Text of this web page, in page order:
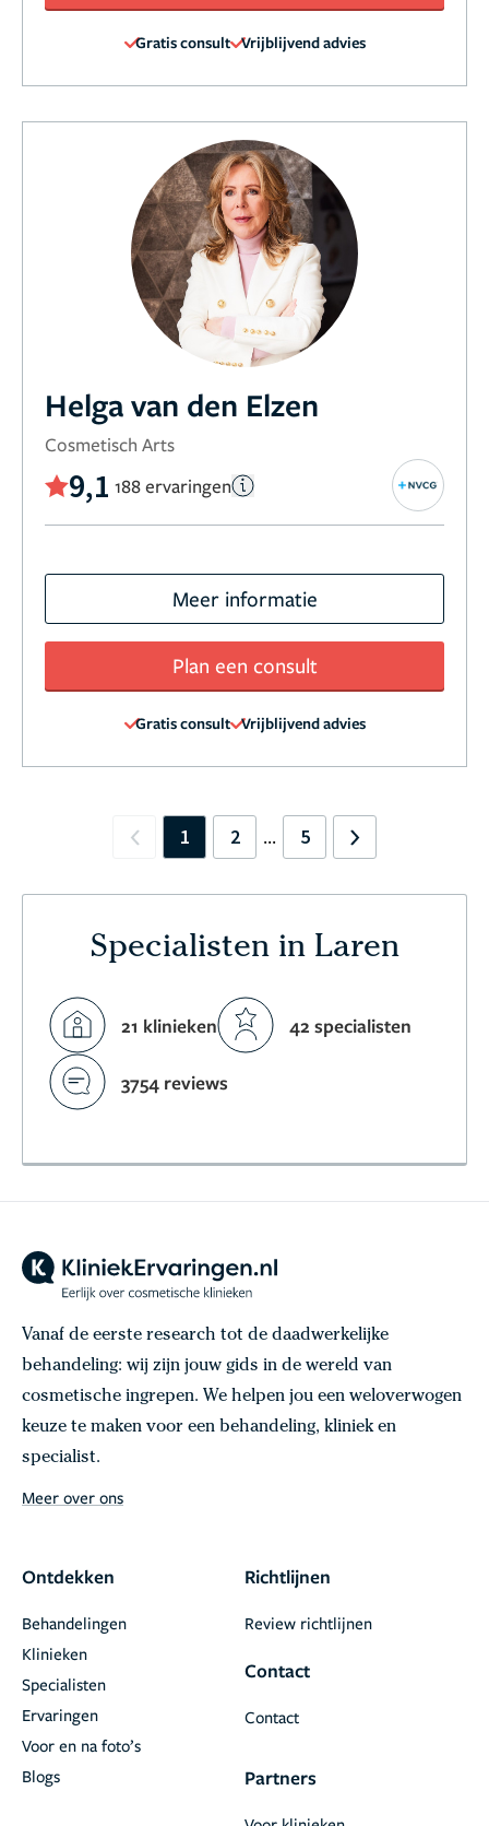
Gratis consult Vrijblijvend advies
Helga van den Elzen
Cosmetisch Arts
9,1 188 ervaringen
Meer informatie
Plan een consult
Gratis consult Vrijblijvend advies
Previous
1 2 ... 5 Next
Specialisten in Laren
21 klinieken 42 specialisten
3754 reviews
Vanaf de eerste research tot de daadwerkelijke
behandeling: wij zijn jouw gids in de wereld van
cosmetische ingrepen. We helpen jou een weloverwogen
keuze te maken voor een behandeling, kliniek en
specialist.
Meer over ons
Ontdekken
Behandelingen
Klinieken
Specialisten
Ervaringen
Voor en na foto’s
Blogs
Richtlijnen
Review richtlijnen
Contact
Contact
Partners